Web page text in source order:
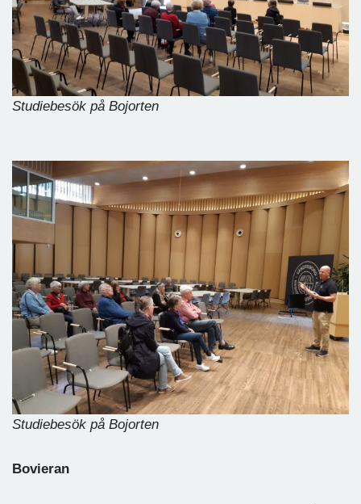
Studiebesök på Bojorten
Studiebesök på Bojorten
Bovieran